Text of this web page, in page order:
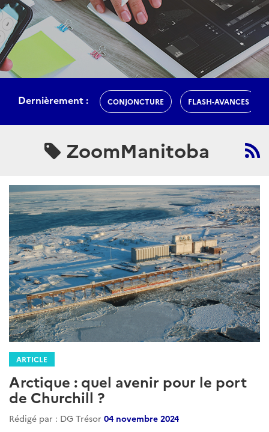
Dernièrement : CONJONCTURE FLASH-AVANCES
ZoomManitoba
ARTICLE
Arctique : quel avenir pour le port
de Churchill ?
Rédigé par : DG Trésor 04 novembre 2024